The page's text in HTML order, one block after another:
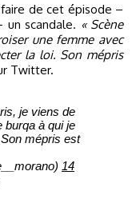
de cet épisode –
scandale. « Scène
une femme avec
la loi. Son mépris
Twitter.
je viens de
burqa à qui je
mépris est
14